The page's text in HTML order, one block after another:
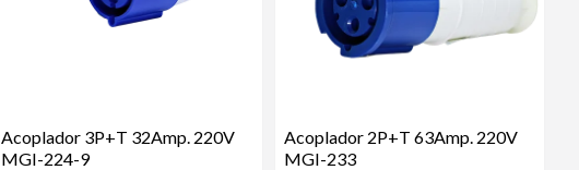
Acoplador 3P+T 32Amp. 220V
MGI-224-9
Acoplador 2P+T 63Amp. 220V
MGI-233